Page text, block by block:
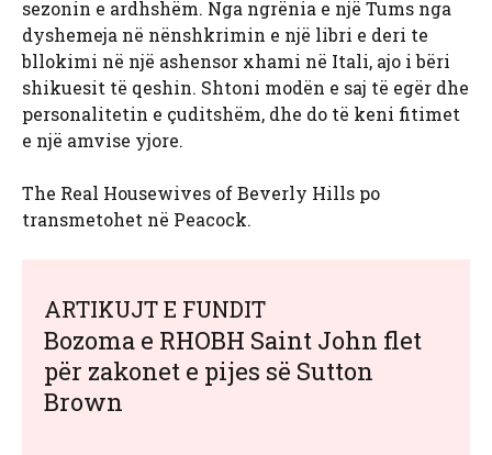
sezonin e ardhshëm. Nga ngrënia e një Tums nga
dyshemeja në nënshkrimin e një libri e deri te
bllokimi në një ashensor xhami në Itali, ajo i bëri
shikuesit të qeshin. Shtoni modën e saj të egër dhe
personalitetin e çuditshëm, dhe do të keni fitimet
e një amvise yjore.
The Real Housewives of Beverly Hills po
transmetohet në Peacock.
ARTIKUJT E FUNDIT
Bozoma e RHOBH Saint John flet
për zakonet e pijes së Sutton
Brown